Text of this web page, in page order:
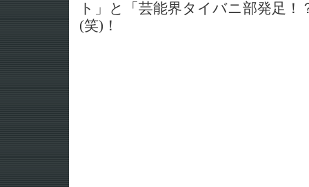
ト」と「芸能界タイバニ部発足！
(笑)！